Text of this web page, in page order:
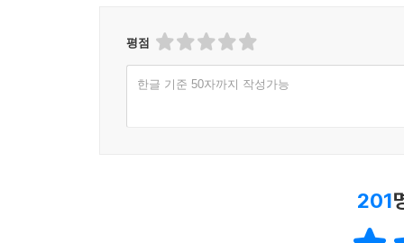
평점
한글 기준 50자까지 작성가능
201